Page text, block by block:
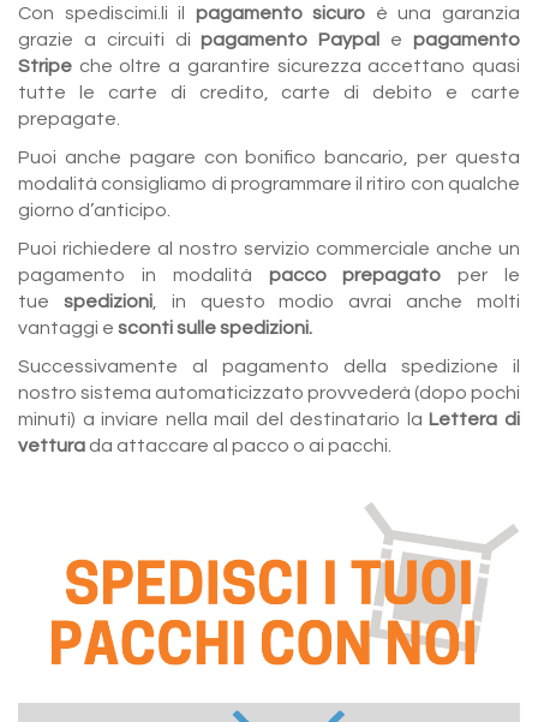
Con spediscimi.li il pagamento sicuro è una garanzia
grazie a circuiti dipagamento Paypal epagamento
Stripe che oltre a garantire sicurezza accettano quasi
tutte le carte di credito, carte di debito e carte
prepagate.
Puoi anche pagare con bonifico bancario, per questa
modalità consigliamo di programmare il ritiro con qualche
giorno d’anticipo.
Puoi richiedere al nostro servizio commerciale anche un
pagamento in modalità pacco prepagato per le
tue spedizioni, in questo modio avrai anche molti
vantaggi e sconti sulle spedizioni.
Successivamente al pagamento della spedizione il
nostro sistema automaticizzato provvederà (dopo pochi
minuti) a inviare nella mail del destinatario la Lettera di
vettura da attaccare al pacco o ai pacchi.